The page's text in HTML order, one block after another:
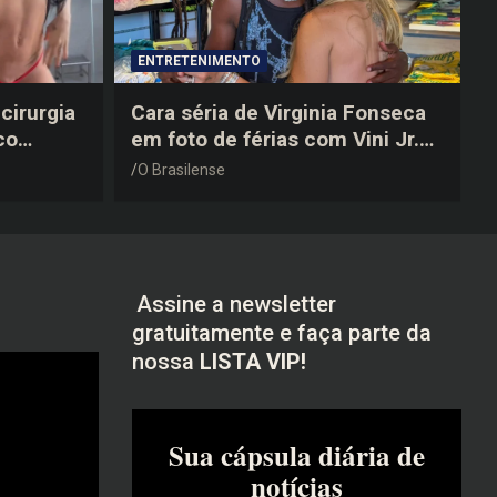
a
ENTRETENIMENTO
Cara séria de Virginia Fonseca
em foto de férias com Vini Jr.
vira piada na web: “Não
O Brasilense
Assine a newsletter
gratuitamente e faça parte da
nossa LISTA VIP!
Sua cápsula diária de
notícias